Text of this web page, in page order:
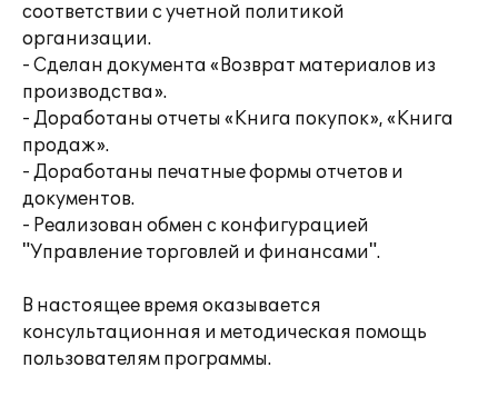
соответствии с учетной политикой
организации.
- Сделан документа «Возврат материалов из
производства».
- Доработаны отчеты «Книга покупок», «Книга
продаж».
- Доработаны печатные формы отчетов и
документов.
- Реализован обмен с конфигурацией
"Управление торговлей и финансами".
В настоящее время оказывается
консультационная и методическая помощь
пользователям программы.